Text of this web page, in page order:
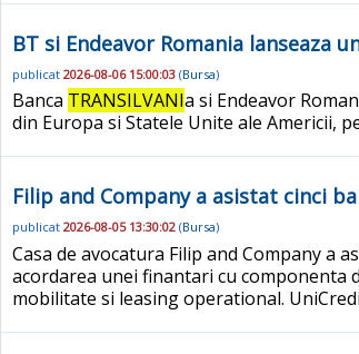
BT si Endeavor Romania
publicat 2026-08-06 15:00:03 (Bursa)
Banca TRANSILVANIa si Endeavor
din Europa si Statele Unite ale Americii,
Filip and Company a asistat cinci
publicat 2026-08-05 13:30:02 (Bursa)
Casa de avocatura Filip and Company a
acordarea unei finantari cu componenta
mobilitate si leasing operational.